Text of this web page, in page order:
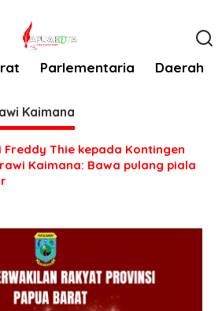
Parlementaria Daerah
Kaimana
Freddy Thie kepada Kontingen
Kaimana: Bawa pulang piala